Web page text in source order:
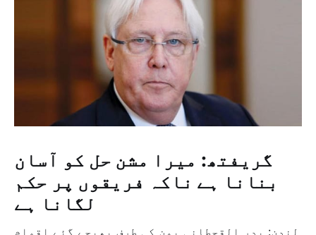
گریفتھ: میرا مشن حل کو آسان
بنانا ہے ناکہ فریقوں پر حکم
لگانا ہے
لندن: بدر القحطانی یمن کی طرف بھیجے گئے اقوام